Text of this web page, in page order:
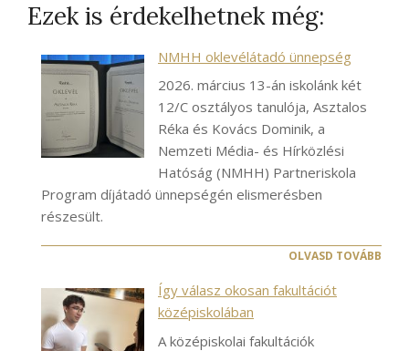
Ezek is érdekelhetnek még:
NMHH oklevélátadó ünnepség
2026. március 13-án iskolánk két
12/C osztályos tanulója, Asztalos
Réka és Kovács Dominik, a
Nemzeti Média- és Hírközlési
Hatóság (NMHH) Partneriskola
Program díjátadó ünnepségén elismerésben
részesült.
OLVASD TOVÁBB
Így válasz okosan fakultációt
középiskolában
A középiskolai fakultációk